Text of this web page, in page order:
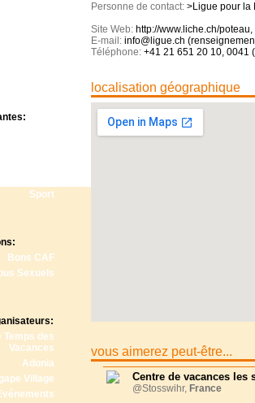
Sport
Bons CAF
Sexuels
Temps des
Vacances
Adonia
Village
Personne de contact: >Ligue pour la
Site Web: http://www.liche.ch/poteau,
E-mail: info@ligue.ch
Téléphone: +41 21 651 20 10, 0041
localisation géographique
vous aimerez peut-être...
Centre de vacances les
@Stosswihr, France